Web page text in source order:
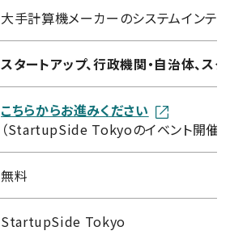
大手計算機メーカーのシステムインテ
スタートアップ、行政機関・自治体、ス
こちらからお進みください
（StartupSide Tokyoのイベント開催
無料
StartupSide Tokyo